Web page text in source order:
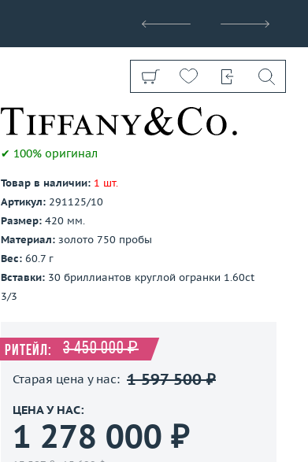
Показать все
✔ 100% оригинал
Товар в наличии: 1 шт.
Артикул: 291125/10
Размер: 420 мм.
Материал: золото 750 пробы
Вес: 60.7 г
Вставки: 30 бриллиантов круглой огранки 1.60ct
3/3
Ритейл: 3 450 000 ₽
Старая цена у нас: 1 597 500 ₽
ЦЕНА У НАС:
1 278 000 ₽